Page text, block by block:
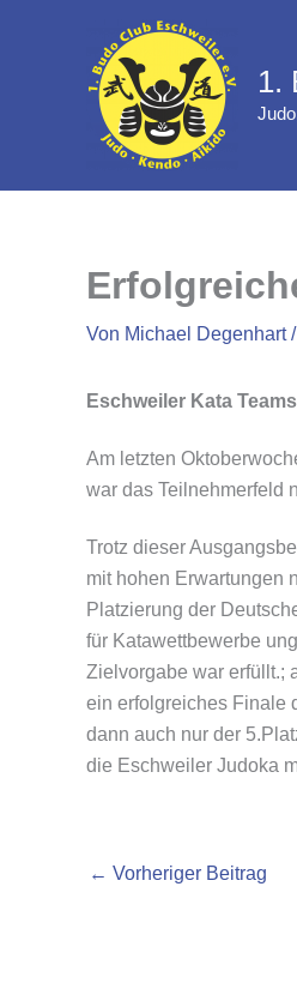
1.
Von Michael Degenhart/
Eschweiler Kata
Am letzten
war das Teilnehmerfeld
Trotz dieser
mit hohen Erwartungen
Platzierung der
für Katawettbewerbe
Zielvorgabe war erfüllt.;
ein erfolgreiches Finale
dann auch nur der
die Eschweiler Judoka
← Vorheriger Beitrag